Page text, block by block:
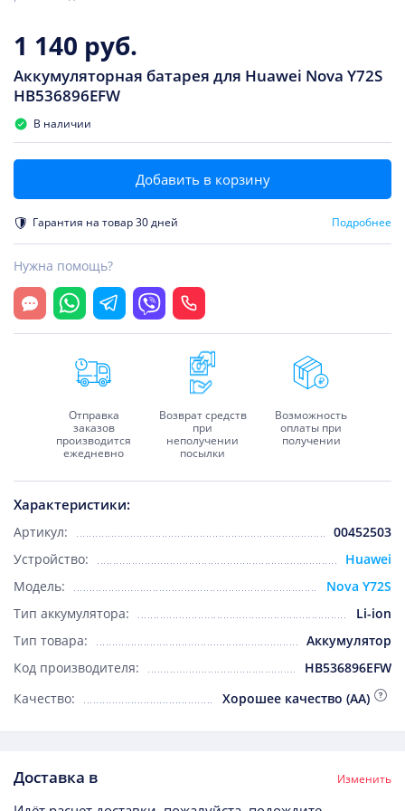
Характеристики:
Артикул:
00452503
Устройство:
Huawei
Модель:
Nova Y72S
Тип аккумулятора:
Li-ion
Тип товара:
Аккумулятор
Код производителя:
HB536896EFW
Качество:
Хорошее качество (AA)
1 140 руб.
Аккумуляторная батарея для Huawei Nova Y72S
HB536896EFW
В наличии
Добавить в корзину
Гарантия на товар 30 дней Подробнее
Нужна помощь?
Открыть чат
WhatsappTelegramViber Позвонить
Доставка в Изменить
Отправка
заказов
производится
ежедневно
Возврат средств
при
неполучении
посылки
Возможность
оплаты при
получении